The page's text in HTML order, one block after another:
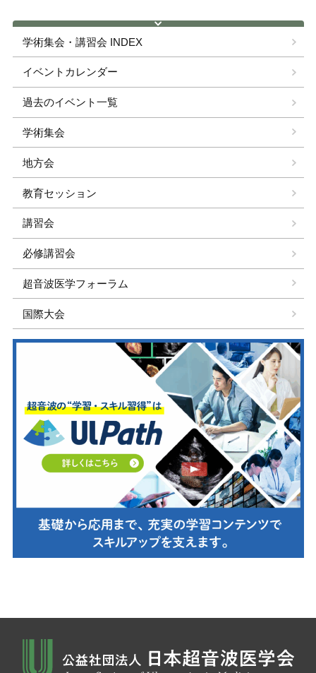
学術集会・講習会 INDEX
イベントカレンダー
過去のイベント一覧
学術集会
地方会
教育セッション
講習会
必修講習会
超音波医学フォーラム
国際大会